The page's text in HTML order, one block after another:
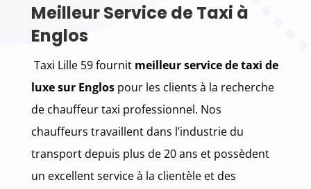
Meilleur Service de Taxi à
Englos
Taxi Lille 59 fournit meilleur service de taxi de
luxe sur Englospour les clients à la recherche
de chauffeur taxi professionnel. Nos
chauffeurs travaillent dans l’industrie du
transport depuis plus de 20 ans et possèdent
un excellent service à la clientèle et des